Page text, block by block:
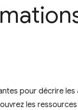
pour décrire
les